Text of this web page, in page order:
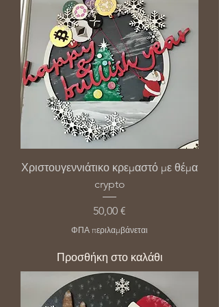
Χριστουγεννιάτικο κρεμαστό με θέμα
crypto
Τιμή
50,00 €
ΦΠΑ περιλαμβάνεται
Προσθήκη στο καλάθι